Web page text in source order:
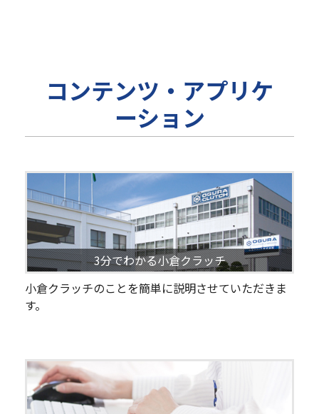
コンテンツ・アプリケ
ーション
3分でわかる小倉クラッチ
小倉クラッチのことを簡単に説明させていただきま
す。